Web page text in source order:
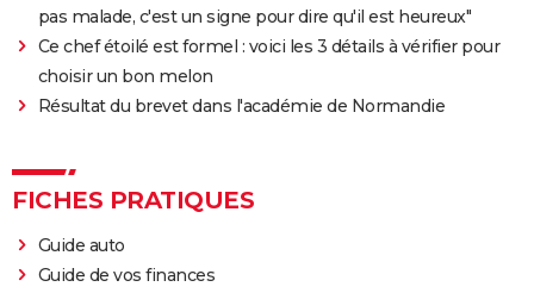
1997 Drôles de pères Rôle: Bob Andrews
1992 Passager 57
1985 Y a-t-il un pilote dans l'avion?
pas malade, c'est un signe pour dire qu'il est heureux"
Ce chef étoilé est formel : voici les 3 détails à vérifier pour
choisir un bon melon
Résultat du brevet dans l'académie de Normandie
FICHES PRATIQUES
Guide auto
Guide de vos finances